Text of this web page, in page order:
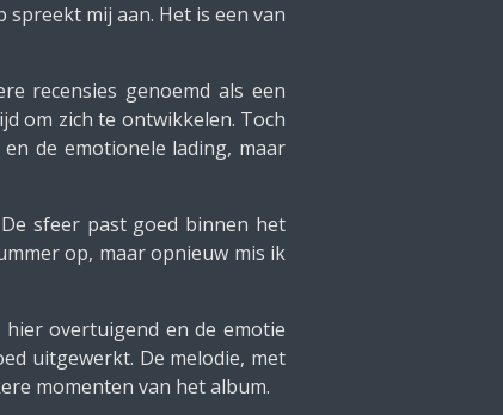
mij aan. Het is een van
recensies genoemd als een
om zich te ontwikkelen. Toch
de emotionele lading, maar
sfeer past goed binnen het
op, maar opnieuw mis ik
overtuigend en de emotie
uitgewerkt. De melodie, met
momenten van het album.